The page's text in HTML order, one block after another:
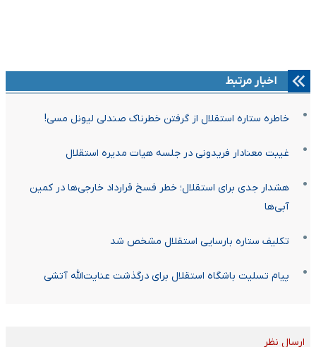
اخبار مرتبط
خاطره ستاره استقلال از گرفتن خطرناک صندلی لیونل مسی!
غیبت معنادار فریدونی در جلسه هیات مدیره استقلال
هشدار جدی برای استقلال؛ خطر فسخ قرارداد خارجی‌ها در کمین
آبی‌ها
تکلیف ستاره بارسایی استقلال مشخص شد
پیام تسلیت باشگاه استقلال برای درگذشت عنایت‌الله آتشی
ارسال نظر